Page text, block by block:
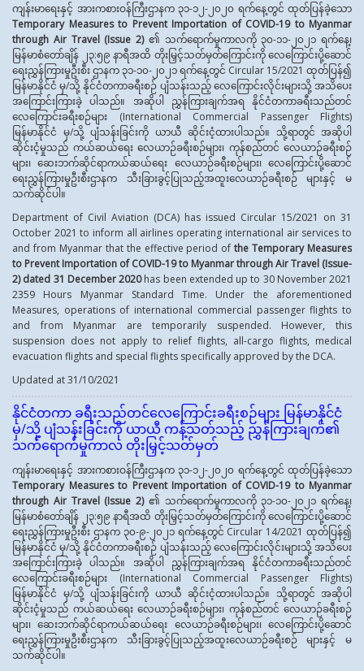
ကျန်းမာရေးနှင့် အားကစားဝန်ကြီးဌာနက ၃၁-၁၂-၂၀၂၀ ရက်နေ့တွင် ထုတ်ပြန်ခဲ့သော
Temporary Measures to Prevent Importation of COVID-19 to Myanmar
through Air Travel(Issue 2)၏ သက်ရောက်မှုကာလကို ၃၀-၁၁-၂၀၂၁ ရက်နေ့၊
မြန်မာစံတော်ချိန် ၂၃:၅၉ နာရီအထိ တိုးမြှင့်သတ်မှတ်ကြောင်းကို လေကြောင်းပို့ဆောင်
ရေးညွှန်ကြားမှုဦးစီး ဌာနက ၃၁-၁၀-၂၀၂၁ ရက်နေ့တွင် Circular 15/2021 ထုတ်ပြန်၍
မြန်မာနိုင်ငံ မှ/သို့ နိုင်ငံတကာခရီးစဉ် ပျံသန်းသည့် လေကြောင်းလိုင်းများသို့ အသိပေး
အကြောင်းကြားခဲ့ ပါသည်။ အဆိုပါ ညွှန်ကြားချက်အရ နိုင်ငံတကာခရီးသည်တင်
လေကြောင်းခရီးစဉ်များ (International Commercial Passenger Flights)
မြန်မာနိုင်ငံ မှ/သို့ ပျံသန်းခြင်းကို ယာယီ ဆိုင်းငံ့ထားပါသည်။ သို့ရာတွင် အဆိုပါ
ဆိုင်းငံ့မှုသည် ကယ်ဆယ်ရေး လေယာဉ်ခရီးစဉ်များ၊ ကုန်စည်တင် လေယာဉ်ခရီးစဉ်
များ၊ ဆေးဘက်ဆိုင်ရာကယ်ဆယ်ရေး လေယာဉ်ခရီးစဉ်များ၊ လေကြောင်းပို့ဆောင်
ရေးညွှန်ကြားမှုဦးစီးဌာနက သီးခြားခွင့်ပြုသည့်အထူးလေယာဉ်ခရီးစဉ် များနှင့် မ
သက်ဆိုင်ပါ။
Department of Civil Aviation (DCA) has issued Circular 15/2021 on 31
October 2021 to inform all airlines operating international air services to
and from Myanmar that the effective period ofthe Temporary Measures
to Prevent Importation of COVID-19 to Myanmar through Air Travel (Issue-
2) dated 31 December 2020has been extended up to 30 November 2021
2359 Hours Myanmar Standard Time. Under the aforementioned
Measures, operations of international commercial passenger flights to
and from Myanmar are temporarily suspended. However, this
suspension does not apply to relief flights, all-cargo flights, medical
evacuation flights and special flights specifically approved by the DCA.
Updated at 31/10/2021
နိုင်ငံတကာ ခရီးသည်တင်လေကြောင်းခရီးစဉ်များ မြန်မာနိုင်ငံ
မှ/သို့ ပျံသန်းခြင်းကို ယာယီ ကန့်သတ်သည့် ညွှန်ကြားချက်၏
သက်ရောက်မှုကာလ တိုးမြှင့်သတ်မှတ်
ကျန်းမာရေးနှင့် အားကစားဝန်ကြီးဌာနက ၃၁-၁၂-၂၀၂၀ ရက်နေ့တွင် ထုတ်ပြန်ခဲ့သော
Temporary Measures to Prevent Importation of COVID-19 to Myanmar
through Air Travel(Issue 2)၏ သက်ရောက်မှုကာလကို ၃၁-၁၀-၂၀၂၁ ရက်နေ့၊
မြန်မာစံတော်ချိန် ၂၃:၅၉ နာရီအထိ တိုးမြှင့်သတ်မှတ်ကြောင်းကို လေကြောင်းပို့ဆောင်
ရေးညွှန်ကြားမှုဦးစီး ဌာနက ၃၀-၉-၂၀၂၁ ရက်နေ့တွင် Circular 14/2021 ထုတ်ပြန်၍
မြန်မာနိုင်ငံ မှ/သို့ နိုင်ငံတကာခရီးစဉ် ပျံသန်းသည့် လေကြောင်းလိုင်းများသို့ အသိပေး
အကြောင်းကြားခဲ့ ပါသည်။ အဆိုပါ ညွှန်ကြားချက်အရ နိုင်ငံတကာခရီးသည်တင်
လေကြောင်းခရီးစဉ်များ (International Commercial Passenger Flights)
မြန်မာနိုင်ငံ မှ/သို့ ပျံသန်းခြင်းကို ယာယီ ဆိုင်းငံ့ထားပါသည်။ သို့ရာတွင် အဆိုပါ
ဆိုင်းငံ့မှုသည် ကယ်ဆယ်ရေး လေယာဉ်ခရီးစဉ်များ၊ ကုန်စည်တင် လေယာဉ်ခရီးစဉ်
များ၊ ဆေးဘက်ဆိုင်ရာကယ်ဆယ်ရေး လေယာဉ်ခရီးစဉ်များ၊ လေကြောင်းပို့ဆောင်
ရေးညွှန်ကြားမှုဦးစီးဌာနက သီးခြားခွင့်ပြုသည့်အထူးလေယာဉ်ခရီးစဉ် များနှင့် မ
သက်ဆိုင်ပါ။